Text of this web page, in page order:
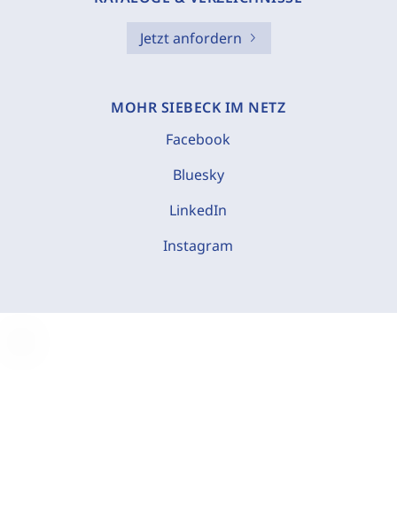
Jetzt anfordern
MOHR SIEBECK IM NETZ
Facebook
Bluesky
LinkedIn
Instagram